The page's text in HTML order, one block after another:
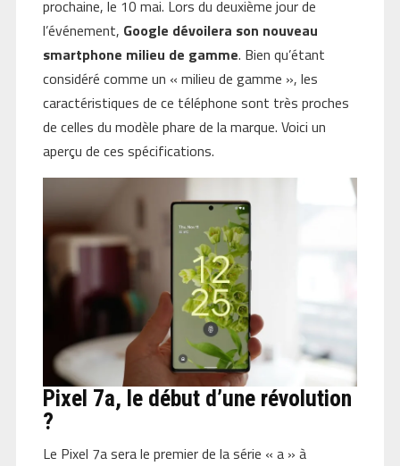
prochaine, le 10 mai. Lors du deuxième jour de
l’événement, Google dévoilera son nouveau
smartphone milieu de gamme. Bien qu’étant
considéré comme un « milieu de gamme », les
caractéristiques de ce téléphone sont très proches
de celles du modèle phare de la marque. Voici un
aperçu de ces spécifications.
Pixel 7a, le début d’une révolution
?
Le Pixel 7a sera le premier de la série « a » à